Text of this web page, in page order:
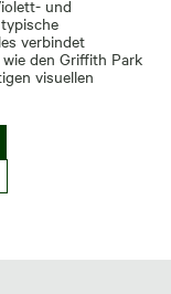
und
verbindet
den Griffith Park
visuellen